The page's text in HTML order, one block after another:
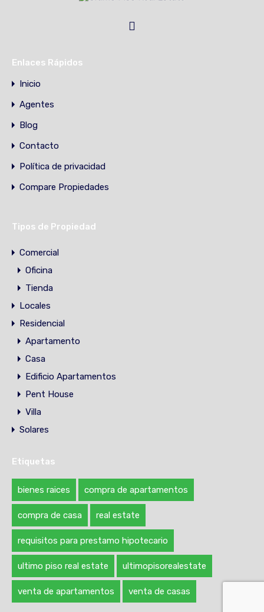
Enlaces Rápidos
Inicio
Agentes
Blog
Contacto
Política de privacidad
Compare Propiedades
Tipos de Propiedad
Comercial
Oficina
Tienda
Locales
Residencial
Apartamento
Casa
Edificio Apartamentos
Pent House
Villa
Solares
Etiquetas
bienes raices compra de apartamentos
compra de casa real estate
requisitos para prestamo hipotecario
ultimo piso real estate ultimopisorealestate
venta de apartamentos venta de casas